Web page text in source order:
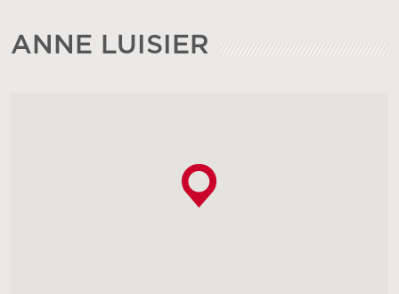
ANNE LUISIER